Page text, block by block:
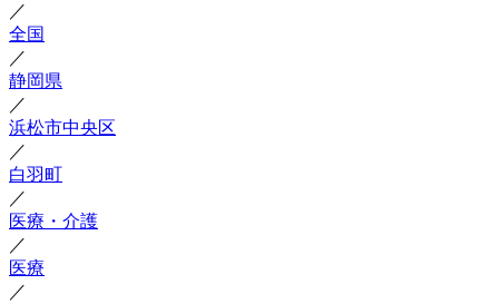
／
全国
／
静岡県
／
浜松市中央区
／
白羽町
／
医療・介護
／
医療
／